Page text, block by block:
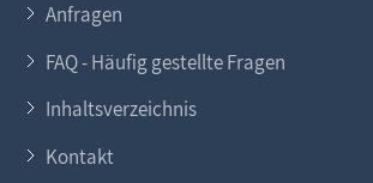
präsentieren?
Gern helfen wir Ihnen dabei. Nehmen Sie
uns auf. Lesen Sie auch unsere
Gastgeber.
Anfragen
FAQ - Häufig gestellte Fragen
Inhaltsverzeichnis
Kontakt